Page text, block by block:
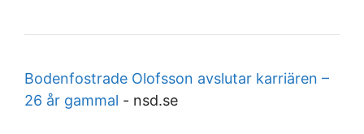
Bodenfostrade Olofsson avslutar karriären –
26 år gammal - nsd.se